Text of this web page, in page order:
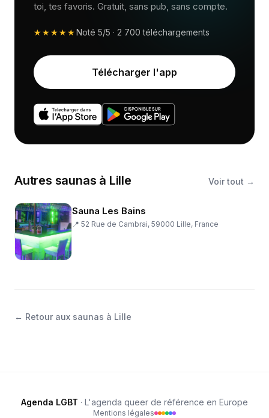
toi, tes favoris. Gratuit, sans pub, sans compte.
★★★★★Noté 5/5 · 2 700 téléchargements
Télécharger l'app
Autres saunas à Lille Voir tout →
Sauna Les Bains
📍 52 Rue de Cambrai, 59000 Lille, France
← Retour aux saunas à Lille
Agenda LGBT · L'agenda queer de référence en Europe
Mentions légales